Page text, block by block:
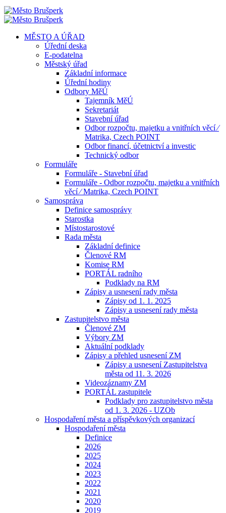
MĚSTO A ÚŘAD
Úřední deska
E-podatelna
Městský úřad
Základní informace
Úřední hodiny
Odbory MěÚ
Tajemník MěÚ
Sekretariát
Stavební úřad
Odbor rozpočtu, majetku a vnitřních věcí ⁄
Matrika, Czech POINT
Odbor financí, účetnictví a investic
Technický odbor
Formuláře
Formuláře - Stavební úřad
Formuláře - Odbor rozpočtu, majetku a vnitřních
věcí ⁄ Matrika, Czech POINT
Samospráva
Definice samosprávy
Starostka
Místostarostové
Rada města
Základní definice
Členové RM
Komise RM
PORTÁL radního
Podklady na RM
Zápisy a usnesení rady města
Zápisy od 1. 1. 2025
Zápisy a usnesení rady města
Zastupitelstvo města
Členové ZM
Výbory ZM
Aktuální podklady
Zápisy a přehled usnesení ZM
Zápisy a usnesení Zastupitelstva
města od 11. 3. 2026
Videozáznamy ZM
PORTÁL zastupitele
Podklady pro zastupitelstvo města
od 1. 3. 2026 - UZOb
Hospodaření města a příspěvkových organizací
Hospodaření města
Definice
2026
2025
2024
2023
2022
2021
2020
2019